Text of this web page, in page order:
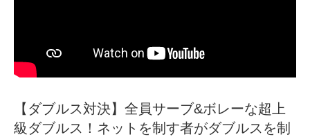
【ダブルス対決】全員サーブ&ボレーな超上
級ダブルス！ネットを制す者がダブルスを制